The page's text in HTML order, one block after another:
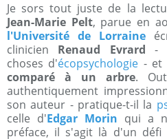
Je sors tout juste de la
Jean-Marie Pelt, parue en
l'Université de Lorraine
clinicien Renaud Evrard -
choses d'écopsychologie - et
comparé à un arbre.
authentiquement
son auteur - pratique-t-il la
celle d'Edgar Morin qui a
préface, il s'agit là d'un défi